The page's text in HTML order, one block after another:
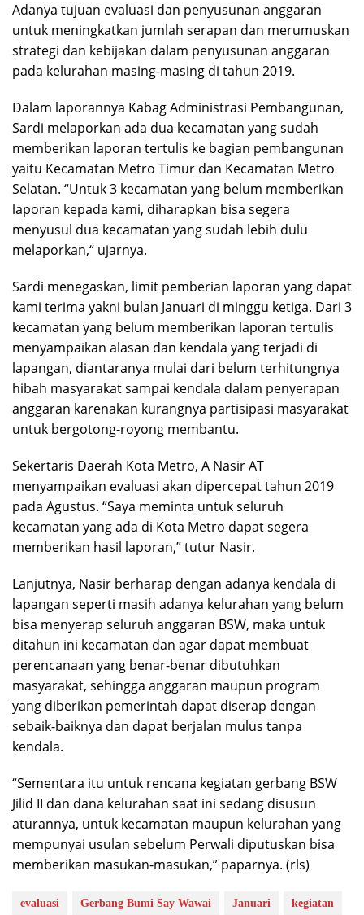
Adanya tujuan evaluasi dan penyusunan anggaran
untuk meningkatkan jumlah serapan dan merumuskan
strategi dan kebijakan dalam penyusunan anggaran
pada kelurahan masing-masing di tahun 2019.
Dalam laporannya Kabag Administrasi Pembangunan,
Sardi melaporkan ada dua kecamatan yang sudah
memberikan laporan tertulis ke bagian pembangunan
yaitu Kecamatan Metro Timur dan Kecamatan Metro
Selatan. “Untuk 3 kecamatan yang belum memberikan
laporan kepada kami, diharapkan bisa segera
menyusul dua kecamatan yang sudah lebih dulu
melaporkan,“ ujarnya.
Sardi menegaskan, limit pemberian laporan yang dapat
kami terima yakni bulan Januari di minggu ketiga. Dari 3
kecamatan yang belum memberikan laporan tertulis
menyampaikan alasan dan kendala yang terjadi di
lapangan, diantaranya mulai dari belum terhitungnya
hibah masyarakat sampai kendala dalam penyerapan
anggaran karenakan kurangnya partisipasi masyarakat
untuk bergotong-royong membantu.
Sekertaris Daerah Kota Metro, A Nasir AT
menyampaikan evaluasi akan dipercepat tahun 2019
pada Agustus. “Saya meminta untuk seluruh
kecamatan yang ada di Kota Metro dapat segera
memberikan hasil laporan,” tutur Nasir.
Lanjutnya, Nasir berharap dengan adanya kendala di
lapangan seperti masih adanya kelurahan yang belum
bisa menyerap seluruh anggaran BSW, maka untuk
ditahun ini kecamatan dan agar dapat membuat
perencanaan yang benar-benar dibutuhkan
masyarakat, sehingga anggaran maupun program
yang diberikan pemerintah dapat diserap dengan
sebaik-baiknya dan dapat berjalan mulus tanpa
kendala.
“Sementara itu untuk rencana kegiatan gerbang BSW
Jilid II dan dana kelurahan saat ini sedang disusun
aturannya, untuk kecamatan maupun kelurahan yang
mempunyai usulan sebelum Perwali diputuskan bisa
memberikan masukan-masukan,” paparnya. (rls)
evaluasi Gerbang Bumi Say Wawai Januari kegiatan